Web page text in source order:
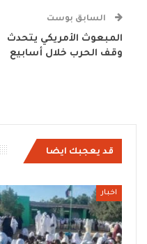
السابق بوست
المبعوث الأمريكي يتحدث
وقف الحرب خلال أسابيع
قد يعجبك ايضا
اخبار